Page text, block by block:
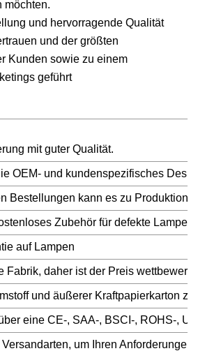
möchten.
und hervorragende Qualität
und der größten
Kunden sowie zu einem
geführt
mit guter Qualität.
OEM- und kundenspezifisches
Bestellungen kann es zu
Zubehör für defekte Lampen
auf Lampen
Fabrik, daher ist der Preis
und äußerer Kraftpapierkarton
eine CE-, SAA-, BSCI-, ROHS-,
um Ihren